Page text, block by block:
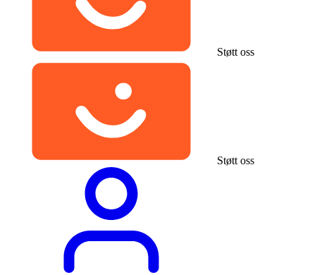
Støtt oss
Støtt oss